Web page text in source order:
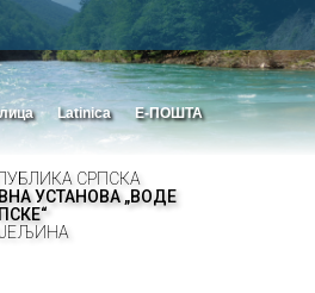
Latinica Е-ПОШТА
СРПСКА
УСТАНОВА „ВОДЕ